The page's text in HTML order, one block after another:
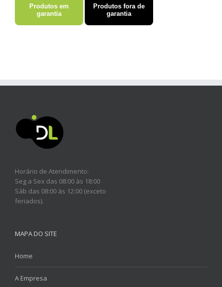
Produtos em
garantia
Produtos fora de
garantia
Horário de Atendimento:
Seg a Sex das 08:00 às 18:00
Sáb das 08:00 às 12:00 (exceto
feriados).
MAPA DO SITE
Home
A Empresa